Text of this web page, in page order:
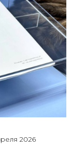
2026